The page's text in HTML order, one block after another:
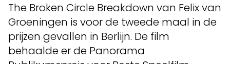
The Broken Circle Breakdown van Felix van
Groeningen is voor de tweede maal in de
prijzen gevallen in Berlijn. De film
behaalde er de Panorama